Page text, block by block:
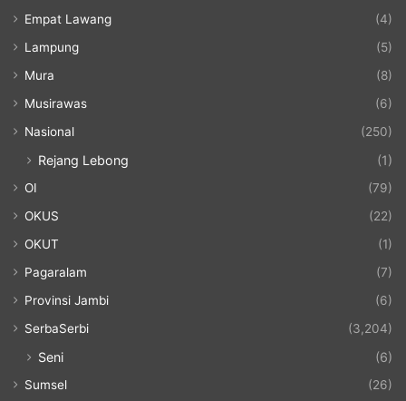
Empat Lawang
(4)
Lampung
(5)
Mura
(8)
Musirawas
(6)
Nasional
(250)
Rejang Lebong (1)
OI
(79)
OKUS
(22)
OKUT
(1)
Pagaralam
(7)
Provinsi Jambi
(6)
SerbaSerbi
(3,204)
Seni (6)
Sumsel (26)